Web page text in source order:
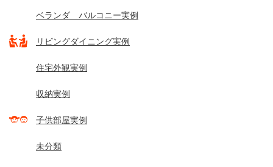
ベランダ バルコニー実例
リビングダイニング実例
住宅外観実例
収納実例
子供部屋実例
未分類